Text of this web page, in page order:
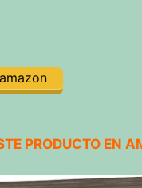
PRODUCTO EN